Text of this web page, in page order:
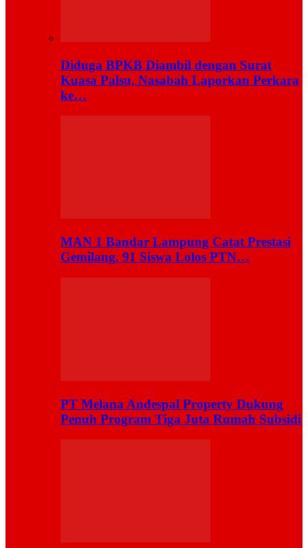
Diduga BPKB Diambil dengan Surat
Kuasa Palsu, Nasabah Laporkan Perkara
ke…
MAN 1 Bandar Lampung Catat Prestasi
Gemilang, 91 Siswa Lolos PTN…
PT Melana Andespal Property Dukung
Penuh Program Tiga Juta Rumah Subsidi